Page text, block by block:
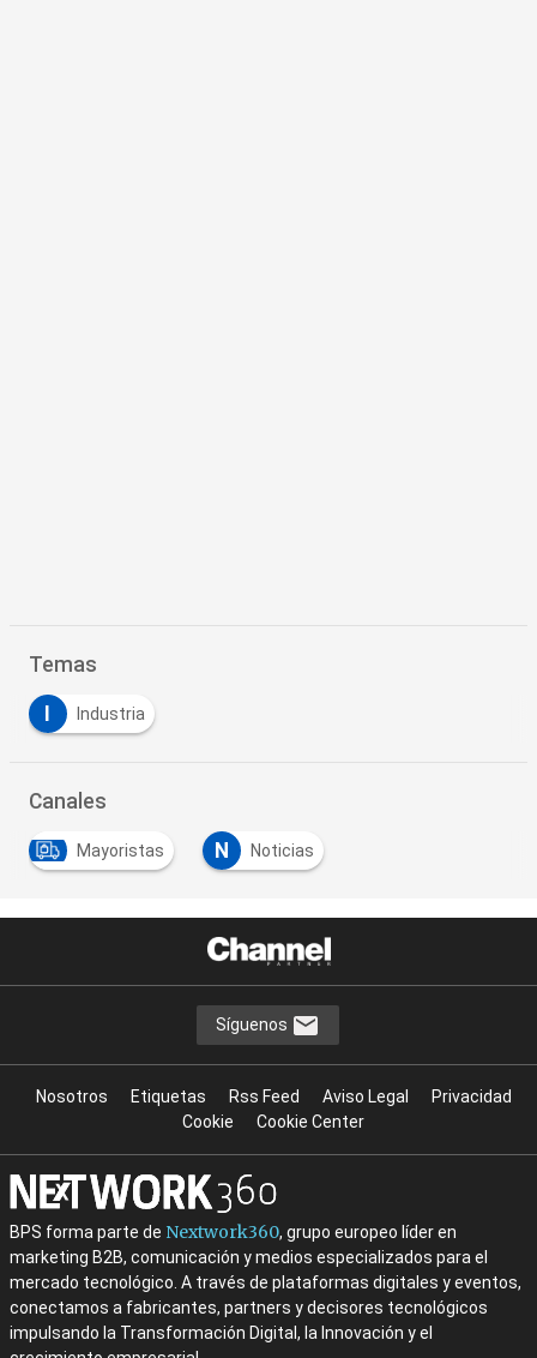
Temas
Industria
Canales
Mayoristas N Noticias
Síguenos
Nosotros Etiquetas Rss Feed Aviso Legal
Privacidad
Cookie
Cookie Center
BPS forma parte de Nextwork360, grupo europeo líder en
marketing B2B, comunicación y medios especializados para el
mercado tecnológico. A través de plataformas digitales y eventos,
conectamos a fabricantes, partners y decisores tecnológicos
impulsando la Transformación Digital, la Innovación y el